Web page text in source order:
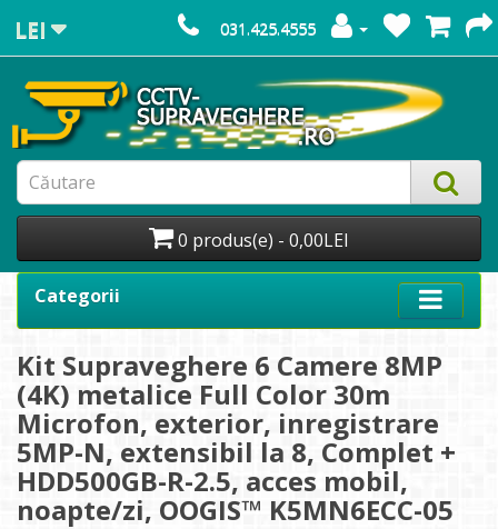
LEI 031.425.4555
0 produs(e) - 0,00LEI
Categorii
Kit Supraveghere 6 Camere 8MP
(4K) metalice Full Color 30m
Microfon, exterior, inregistrare
5MP-N, extensibil la 8, Complet +
HDD500GB-R-2.5, acces mobil,
noapte/zi, OOGIS™ K5MN6ECC-05